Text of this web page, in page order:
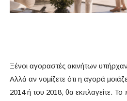
Ξένοι αγοραστές ακινήτων
Αλλά αν νομίζετε ότι η αγορά
2014 ή του 2018, θα εκπλαγείτε. Το